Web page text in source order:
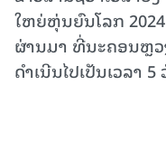
ໃຫຍ່ຫຸ່ນຍົນໂລກ
ຜ່ານມາ ທີ່ນະຄອນຫຼວ
ດຳເນີນໄປເປັນເວລາ